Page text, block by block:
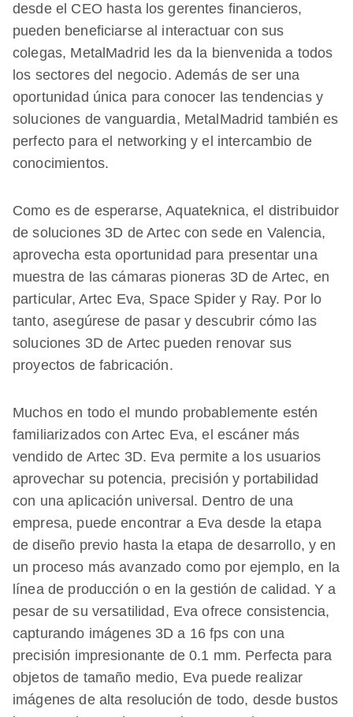
desde el CEO hasta los gerentes financieros,
pueden beneficiarse al interactuar con sus
colegas, MetalMadrid les da la bienvenida a todos
los sectores del negocio. Además de ser una
oportunidad única para conocer las tendencias y
soluciones de vanguardia, MetalMadrid también es
perfecto para el networking y el intercambio de
conocimientos.
Como es de esperarse, Aquateknica, el distribuidor
de soluciones 3D de Artec con sede en Valencia,
aprovecha esta oportunidad para presentar una
muestra de las cámaras pioneras 3D de Artec, en
particular, Artec Eva, Space Spider y Ray. Por lo
tanto, asegúrese de pasar y descubrir cómo las
soluciones 3D de Artec pueden renovar sus
proyectos de fabricación.
Muchos en todo el mundo probablemente estén
familiarizados con Artec Eva, el escáner más
vendido de Artec 3D. Eva permite a los usuarios
aprovechar su potencia, precisión y portabilidad
con una aplicación universal. Dentro de una
empresa, puede encontrar a Eva desde la etapa
de diseño previo hasta la etapa de desarrollo, y en
un proceso más avanzado como por ejemplo, en la
línea de producción o en la gestión de calidad. Y a
pesar de su versatilidad, Eva ofrece consistencia,
capturando imágenes 3D a 16 fps con una
precisión impresionante de 0.1 mm. Perfecta para
objetos de tamaño medio, Eva puede realizar
imágenes de alta resolución de todo, desde bustos